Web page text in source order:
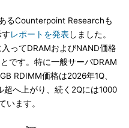
るCounterpoint Researchも
レポートを発表しました。
ってDRAMおよびNAND価格
です。特に一般サーバDRAM
RDIMM価格は2026年1Q、
へ上がり、続く2Qには1000
います。